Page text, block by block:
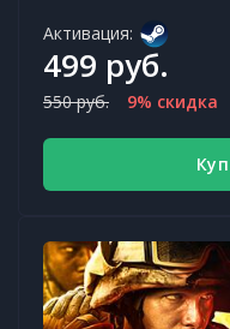
Активация:
499 руб.
550 руб. 9% скидка